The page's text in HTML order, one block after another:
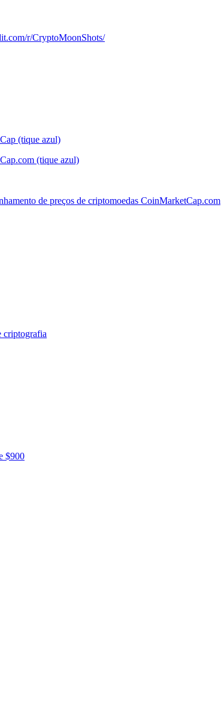
r/CryptoMoonShots/
(tique azul)
(tique azul)
de preços de criptomoedas CoinMarketCap.com
criptografia
$900